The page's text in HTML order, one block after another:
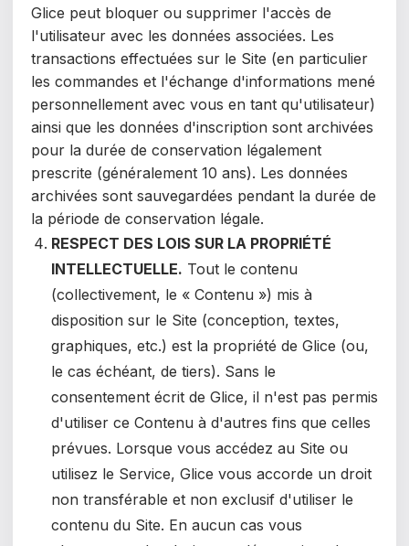
Glice peut bloquer ou supprimer l'accès de
l'utilisateur avec les données associées. Les
transactions effectuées sur le Site (en particulier
les commandes et l'échange d'informations mené
personnellement avec vous en tant qu'utilisateur)
ainsi que les données d'inscription sont archivées
pour la durée de conservation légalement
prescrite (généralement 10 ans). Les données
archivées sont sauvegardées pendant la durée de
la période de conservation légale.
RESPECT DES LOIS SUR LA PROPRIÉTÉ
INTELLECTUELLE. Tout le contenu
(collectivement, le « Contenu ») mis à
disposition sur le Site (conception, textes,
graphiques, etc.) est la propriété de Glice (ou,
le cas échéant, de tiers). Sans le
consentement écrit de Glice, il n'est pas permis
d'utiliser ce Contenu à d'autres fins que celles
prévues. Lorsque vous accédez au Site ou
utilisez le Service, Glice vous accorde un droit
non transférable et non exclusif d'utiliser le
contenu du Site. En aucun cas vous